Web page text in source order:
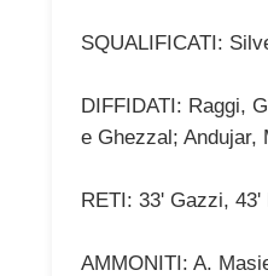
SQUALIFICATI:
DIFFIDATI: Raggi,
e Ghezzal; Andujar,
RETI: 33' Gazzi, 43'
AMMONITI: A.